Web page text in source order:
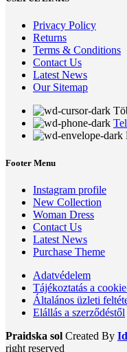
Privacy Policy
Returns
Terms & Conditions
Contact Us
Latest News
Our Sitemap
Footer Menu
Instagram profile
New Collection
Woman Dress
Contact Us
Latest News
Purchase Theme
Adatvédelem
Tájékoztatás a
Általános üzleti
Elállás a szerződéstől
Praidska sol Created By
right reserved